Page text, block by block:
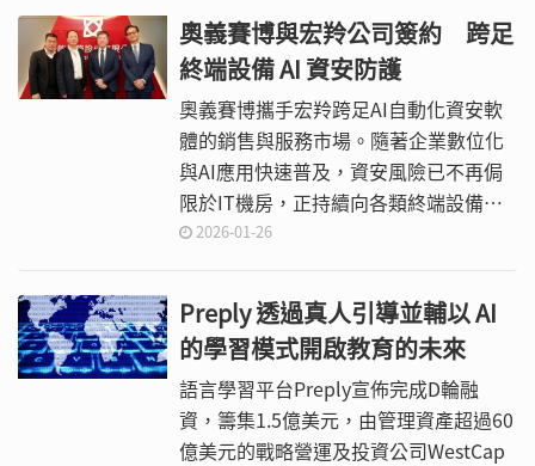
連結並保護企業的AI Agent與AI應用。
奧義賽博與宏羚公司簽約 跨足
終端設備 AI 資安防護
奧義賽博攜手宏羚跨足AI自動化資安軟
體的銷售與服務市場。隨著企業數位化
與AI應用快速普及，資安風險已不再侷
限於IT機房，正持續向各類終端設備延
伸；過去容易被忽略的印表機與事務機
部的重要破口。
2026-01-26
Preply 透過真人引導並輔以 AI
的學習模式開啟教育的未來
語言學習平台Preply宣佈完成D輪融
資，籌集1.5億美元，由管理資產超過60
億美元的戰略營運及投資公司WestCap